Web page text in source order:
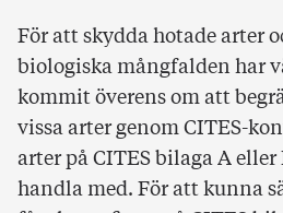
För att skydda hotade arter
biologiska mångfalden har
kommit överens om att
vissa arter genom CITES-
arter på CITES bilaga A
handla med. För att kunna